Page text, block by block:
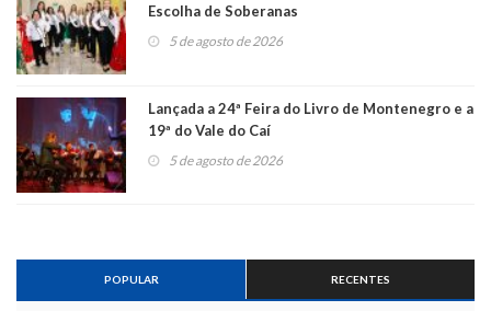
Escolha de Soberanas
5 de agosto de 2026
Lançada a 24ª Feira do Livro de Montenegro e a
19ª do Vale do Caí
5 de agosto de 2026
POPULAR RECENTES